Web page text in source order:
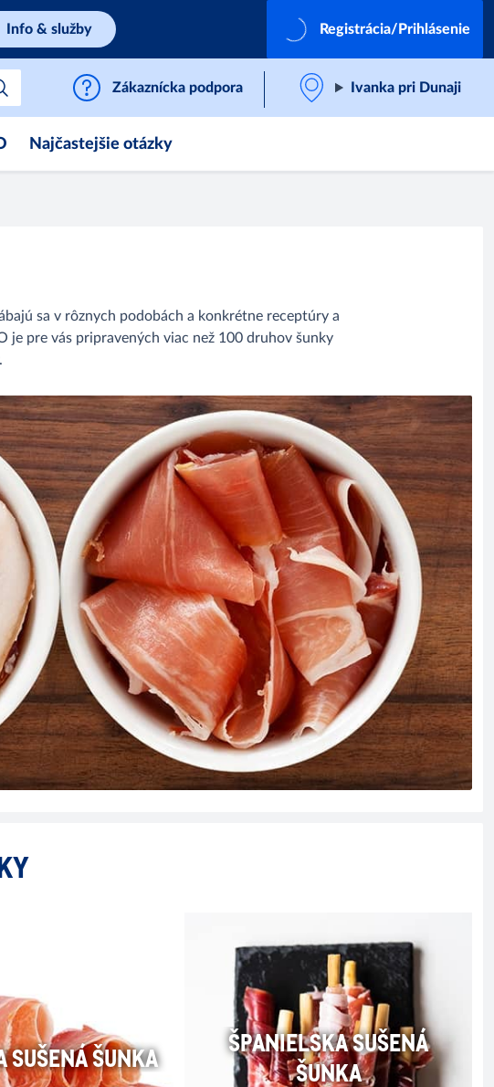
Info & služby Registrácia/Prihlásenie
Zákaznícka podpora Ivanka pri Dunaji
Najčastejšie otázky
sa v rôznych podobách a konkrétne receptúry a
je pre vás pripravených viac než 100 druhov šunky
SUŠENÁ ŠUNKA
ŠPANIELSKA SUŠENÁ
ŠUNKA